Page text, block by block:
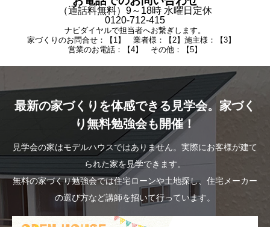
（通話料無料）9～18時 水曜日定休
0120-712-415
ナビダイヤルで担当者へお繋ぎします。
家づくりのお問合せ：【1】 業者様：【2】施主様：【3】
営業のお電話：【4】 その他：【5】
最新の家づくりを体感できる見学会。家づく
り無料勉強会も開催！
見学会の家はモデルハウスではありません。実際にお客様が建て
られた家を見学できます。
無料の家づくり勉強会では住宅ローンや土地探し、住宅メーカー
の選び方など講師を招いて行っています。